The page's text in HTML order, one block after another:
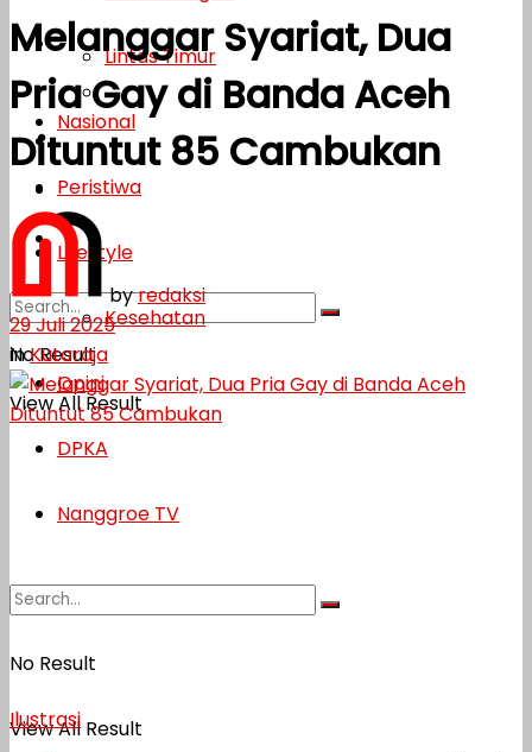
Lifestyle
Kesehatan
Opini
DPKA
Nanggroe TV
No Result
View All Result
Lintas Timur
Nasional
Peristiwa
Lifestyle
Kesehatan
Opini
DPKA
Nanggroe TV
No Result
View All Result
Melanggar Syariat, Dua
Pria Gay di Banda Aceh
Dituntut 85 Cambukan
byredaksi
29 Juli 2025
inKutaraja
Ilustrasi